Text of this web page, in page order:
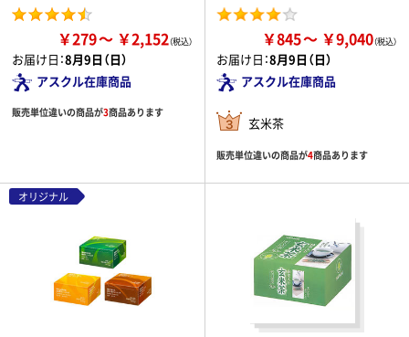
￥279 ￥2,152
お届け日：8月9日（日）
アスクル在庫商品
販売単位違いの商品が3商品あります
￥845 ￥9,040
お届け日：8月9日（日）
アスクル在庫商品
玄米茶
販売単位違いの商品が4商品あります
オリジナル